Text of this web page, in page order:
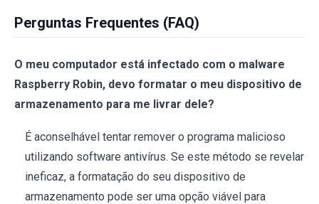
Perguntas Frequentes (FAQ)
O meu computador está infectado com o malware
Raspberry Robin, devo formatar o meu dispositivo de
armazenamento para me livrar dele?
É aconselhável tentar remover o programa malicioso
utilizando software antivírus. Se este método se revelar
ineficaz, a formatação do seu dispositivo de
armazenamento pode ser uma opção viável para